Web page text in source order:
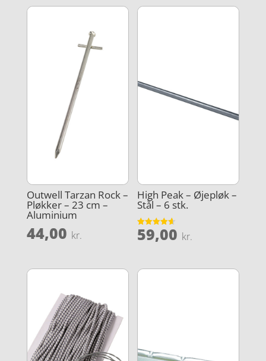
Outwell Tarzan Rock –
Pløkker – 23 cm –
Aluminium
44,00 kr.
High Peak – Øjepløk –
Stål – 6 stk.
Vurderet
4.6
59,00 kr.